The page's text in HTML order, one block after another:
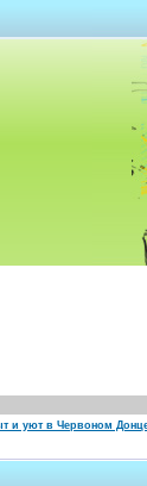
и уют в Червоном